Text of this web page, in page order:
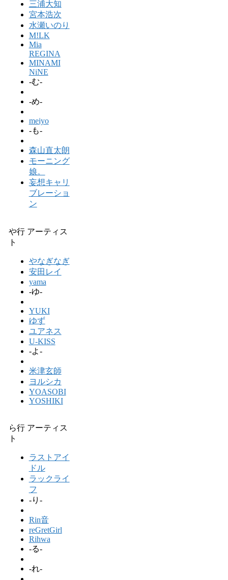
三浦大知
宮本浩次
水瀬いのり
M!LK
Mia
REGINA
MINAMI
NiNE
-む-
-め-
meiyo
-も-
森山直太朗
モーニング
娘。
妄想キャリ
ブレーショ
ン
や行 アーティス
ト
やなぎなぎ
安田レイ
yama
-ゆ-
YUKI
ゆず
ユアネス
U-KISS
-よ-
米津玄師
ヨルシカ
YOASOBI
YOSHIKI
ら行 アーティス
ト
ラストアイ
ドル
ラックライ
フ
-り-
Rin音
reGretGirl
Rihwa
-る-
-れ-